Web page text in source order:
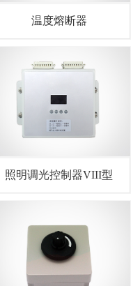
温度熔断器
照明调光控制器VIII型